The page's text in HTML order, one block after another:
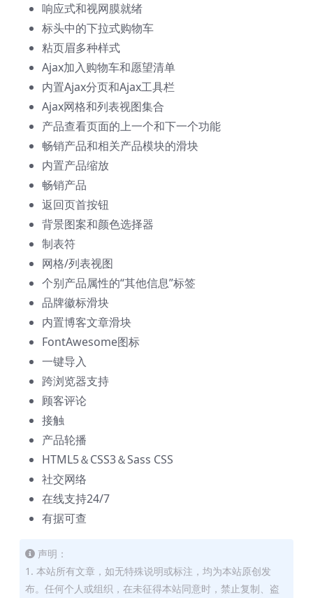
响应式和视网膜就绪
标头中的下拉式购物车
粘页眉多种样式
Ajax加入购物车和愿望清单
内置Ajax分页和Ajax工具栏
Ajax网格和列表视图集合
产品查看页面的上一个和下一个功能
畅销产品和相关产品模块的滑块
内置产品缩放
畅销产品
返回页首按钮
背景图案和颜色选择器
制表符
网格/列表视图
个别产品属性的“其他信息”标签
品牌徽标滑块
内置博客文章滑块
FontAwesome图标
一键导入
跨浏览器支持
顾客评论
接触
产品轮播
HTML5＆CSS3＆Sass CSS
社交网络
在线支持24/7
有据可查
声明：
1. 本站所有文章，如无特殊说明或标注，均为本站原创发
布。任何个人或组织，在未征得本站同意时，禁止复制、盗